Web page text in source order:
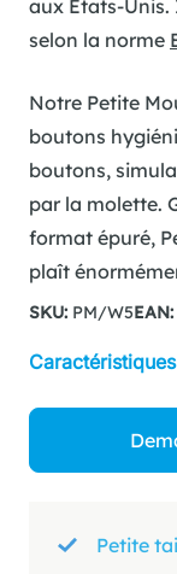
aux Etats-Unis.
selon la norme
Notre Petite
boutons
boutons,
par la molette.
format épuré,
plaît
SKU: PM/W5EAN:
Caractéristiques
Petite